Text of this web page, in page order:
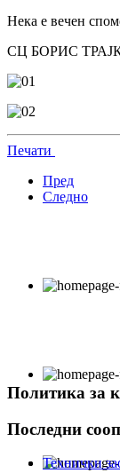
Нека е вечен
СЦ БОРИС
Печати
Пред
Следно
Политика за
Последни
Технички